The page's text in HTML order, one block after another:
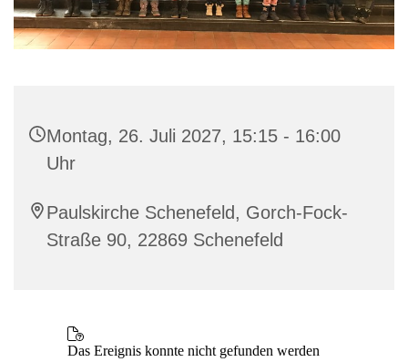
Montag, 26. Juli 2027, 15:15 - 16:00
Uhr
Paulskirche Schenefeld, Gorch-Fock-
Straße 90, 22869 Schenefeld